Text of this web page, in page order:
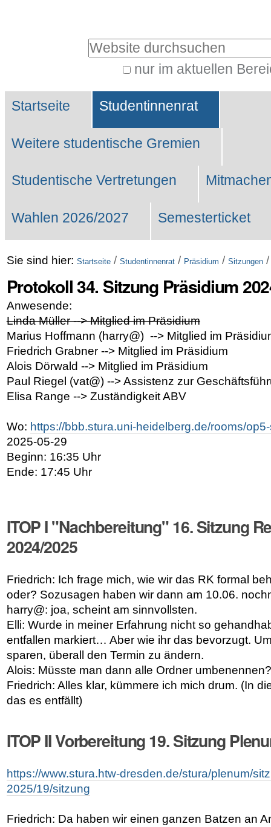
Website durchsuchen
nur im aktuellen
Suche…
Sektionen
Startseite Studentinnenrat
Weitere studentische Gremien
Studentische Vertretungen
Wahlen 2026/2027 Semesterticket
Sie sind hier: Startseite / Studentinnenrat / Präsidium / Sitzungen
Protokoll 34. Sitzung Präsidium
Anwesende:
Linda Müller --> Mitglied im Präsidium
Marius Hoffmann (harry@) --> Mitglied im
Friedrich Grabner --> Mitglied im Präsidium
Alois Dörwald --> Mitglied im Präsidium
Paul Riegel (vat@) --> Assistenz zur
Elisa Range --> Zuständigkeit ABV
Wo: https://bbb.stura.uni-heidelberg.de/rooms/
2025-05-29
Beginn: 16:35 Uhr
Ende: 17:45 Uhr
ITOP I "Nachbereitung" 16. Sitzung
2024/2025
Friedrich: Ich frage mich, wie wir das RK formal
oder? Sozusagen haben wir dann am 10.06.
harry@: joa, scheint am sinnvollsten.
Elli: Wurde in meiner Erfahrung nicht so
entfallen markiert… Aber wie ihr das bevorzugt.
sparen, überall den Termin zu ändern.
Alois: Müsste man dann alle Ordner umbenennen?
Friedrich: Alles klar, kümmere ich mich drum. (In
das es entfällt)
ITOP II Vorbereitung 19. Sitzung
https://www.stura.htw-dresden.de/stura/plenum/
2025/19/sitzung
Friedrich: Da haben wir einen ganzen Batzen an